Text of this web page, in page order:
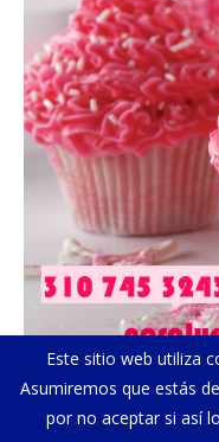
Este sitio web utiliza
Asumiremos que estás
por no aceptar si así